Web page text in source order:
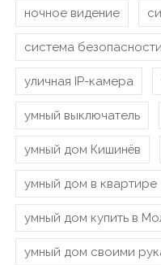
ночное видение
система безопасности
уличная IP-камера
умный выключатель
умный дом Кишинёв
умный дом в квартире
умный дом купить в
умный дом своими